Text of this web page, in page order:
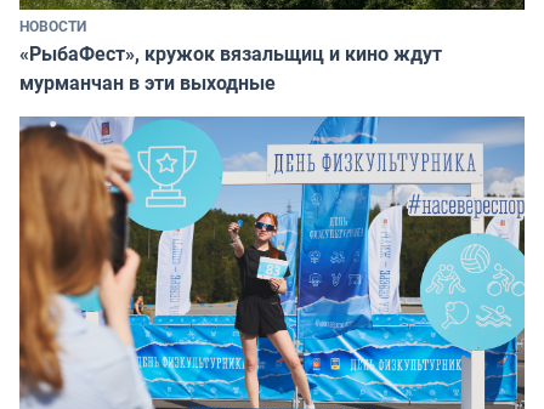
НОВОСТИ
«РыбаФест», кружок вязальщиц и кино ждут
мурманчан в эти выходные